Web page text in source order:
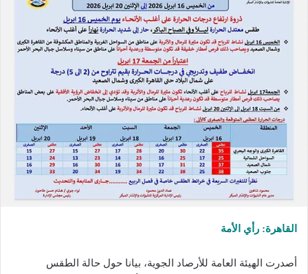
القاهرة: رأي الأمة
أصدرت الهيئة العامة للأرصاد الجوية، بيانا حول حالة الطقس